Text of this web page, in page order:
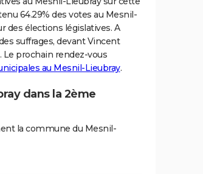
64.29% des votes au Mesnil-
des élections législatives. A
suffrages, devant Vincent
Le prochain rendez-vous
au Mesnil-Lieubray.
dans la 2ème
la commune du Mesnil-